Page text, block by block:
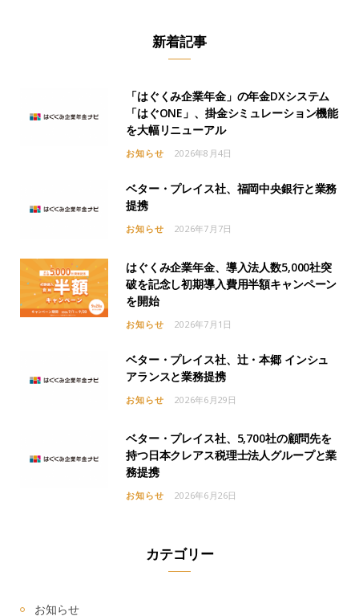
新着記事
「はぐくみ企業年金」の年金DXシステム
「はぐONE」、掛金シミュレーション機能
を大幅リニューアル
お知らせ 2026年8月4日
ベター・プレイス社、福岡中央銀行と業務
提携
お知らせ 2026年7月7日
はぐくみ企業年金、導入法人数5,000社突
破を記念し初期導入費用半額キャンペーン
を開始
お知らせ 2026年7月1日
ベター・プレイス社、辻・本郷 インシュ
アランスと業務提携
お知らせ 2026年6月29日
ベター・プレイス社、5,700社の顧問先を
持つ日本クレアス税理士法人グループと業
務提携
お知らせ 2026年6月26日
カテゴリー
お知らせ